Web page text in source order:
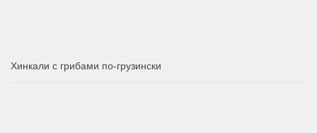
Хинкали с грибами по-грузински